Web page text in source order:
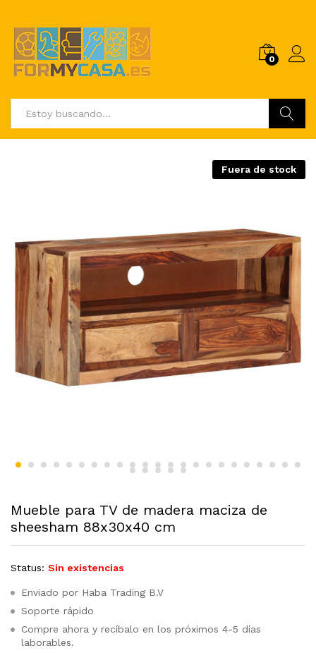
0
Fuera de stock
Mueble para TV de madera maciza de
sheesham 88x30x40 cm
Status: Sin existencias
Enviado por Haba Trading B.V
Soporte rápido
Compre ahora y recíbalo en los próximos 4-5 días
laborables.